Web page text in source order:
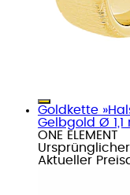
Goldkette
Gelbgold Ø 1,1
ONE ELEMENT
Aktueller Preis